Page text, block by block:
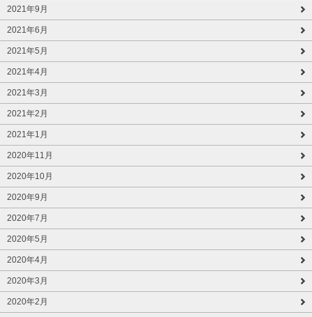
2021年9月
2021年6月
2021年5月
2021年4月
2021年3月
2021年2月
2021年1月
2020年11月
2020年10月
2020年9月
2020年7月
2020年5月
2020年4月
2020年3月
2020年2月